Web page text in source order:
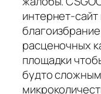
интернет-
расценочных
площадки
будто